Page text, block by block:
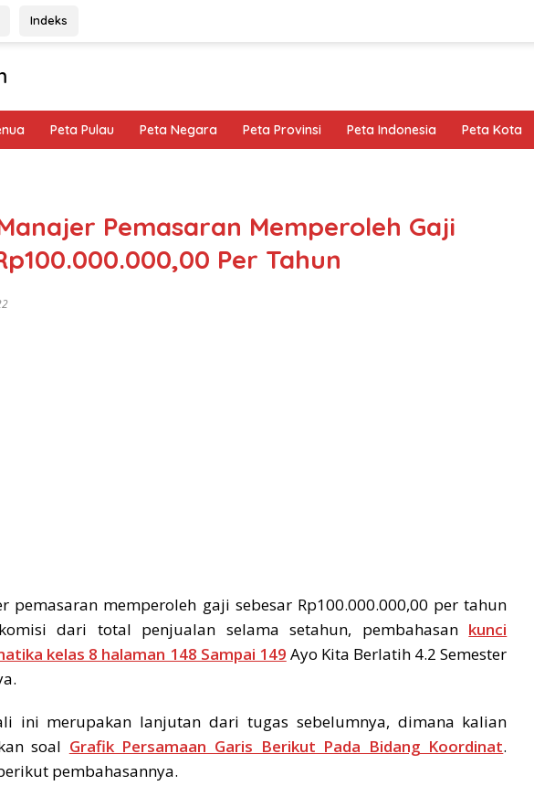
Indeks
Peta Pulau Peta Negara Peta Provinsi Peta Indonesia Peta Kota
Pemasaran Memperoleh Gaji
Per Tahun
pemasaran memperoleh gaji sebesar Rp100.000.000,00 per tahun
dari total penjualan selama setahun, pembahasan kunci
kelas 8 halaman 148 Sampai 149 Ayo Kita Berlatih 4.2 Semester
ini merupakan lanjutan dari tugas sebelumnya, dimana kalian
soal Grafik Persamaan Garis Berikut Pada Bidang Koordinat.
pembahasannya.